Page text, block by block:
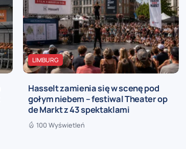
LIMBURG
Hasselt zamienia się w scenę pod
gołym niebem – festiwal Theater op
de Markt z 43 spektaklami
100 Wyświetleń